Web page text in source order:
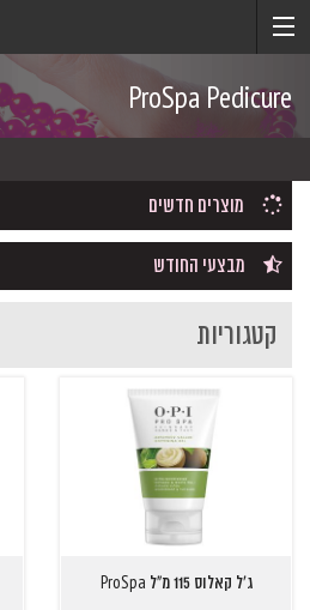
ProSpa Pedicure
מוצרים חדשים
מבצעי החודש
קטגוריות
ג'ל קאלוס 115 מ"ל ProSpa